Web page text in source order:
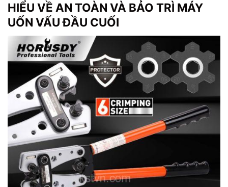
HIỂU VỀ AN TOÀN VÀ BẢO TRÌ MÁY
UỐN VẤU ĐẦU CUỐI